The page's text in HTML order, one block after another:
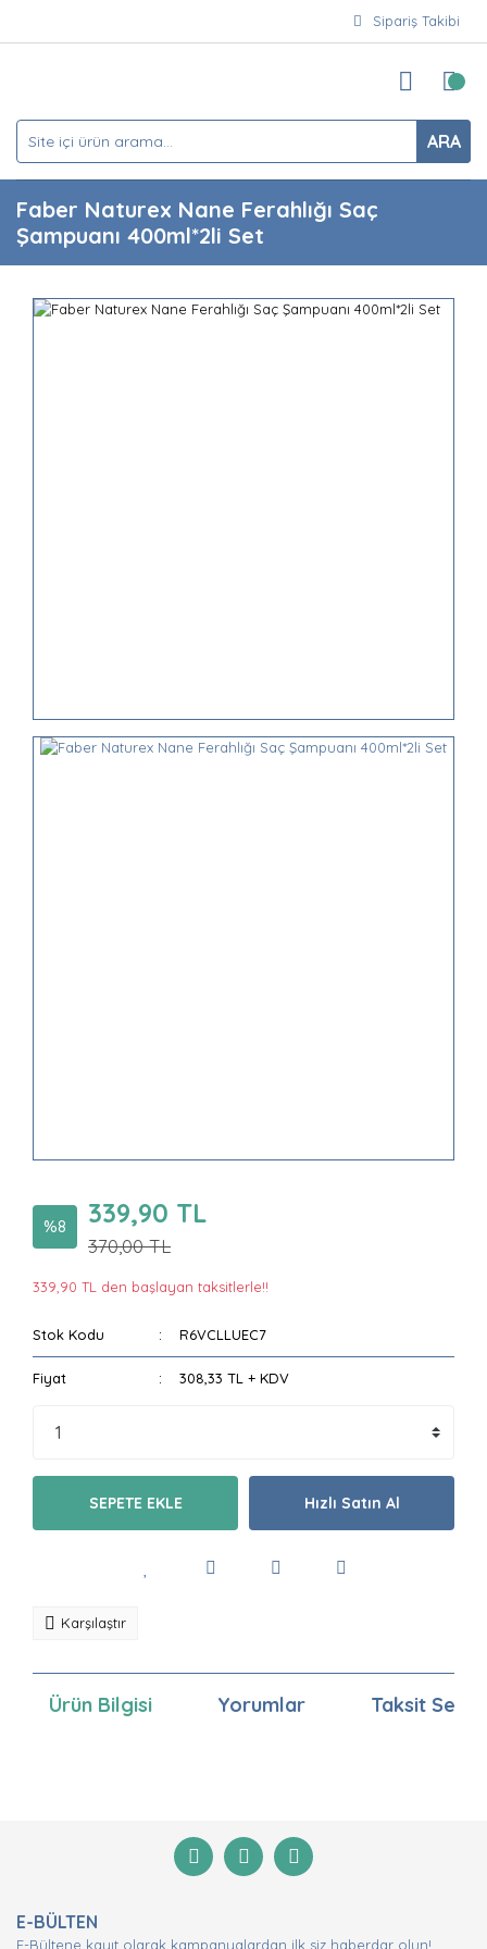
Sipariş Takibi
ARA
Faber Naturex Nane Ferahlığı Saç
Şampuanı 400ml*2li Set
%8 339,90 TL
370,00 TL
339,90 TL den başlayan taksitlerle!!
Stok Kodu R6VCLLUEC7
Fiyat 308,33 TL + KDV
SEPETE EKLE Hızlı Satın Al
Karşılaştır
Ürün Bilgisi Yorumlar Taksit
Yorum Yaz
Görüş ve önerileriniz için teşekkür ederiz.
Ürün açıklamasında eksik bilgiler bulunuyor.
E-BÜLTEN
E-Bültene kayıt olarak kampanyalardan ilk siz haberdar olun!